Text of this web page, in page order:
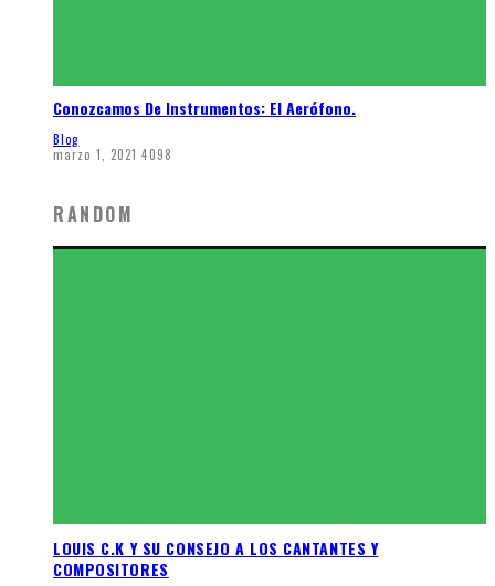
Conozcamos De Instrumentos: El Aerófono.
Blog
marzo 1, 2021 4098
RANDOM
LOUIS C.K Y SU CONSEJO A LOS CANTANTES Y
COMPOSITORES